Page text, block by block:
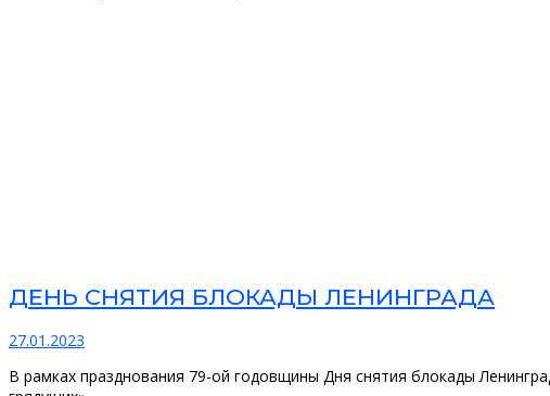
ДЕНЬ СНЯТИЯ БЛОКАДЫ ЛЕНИНГРАДА
27.01.2023
В рамках празднования 79-ой годовщины Дня снятия блокады